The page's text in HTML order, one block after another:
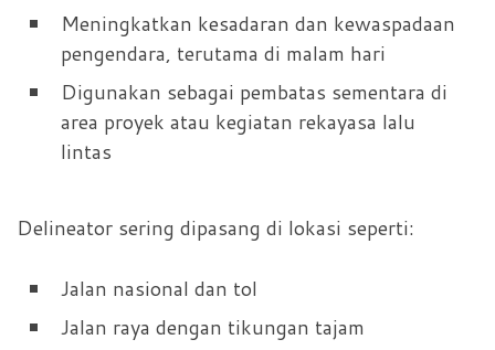
Meningkatkan kesadaran dan kewaspadaan
pengendara, terutama di malam hari
Digunakan sebagai pembatas sementara di
area proyek atau kegiatan rekayasa lalu
lintas
Delineator sering dipasang di lokasi seperti:
Jalan nasional dan tol
Jalan raya dengan tikungan tajam